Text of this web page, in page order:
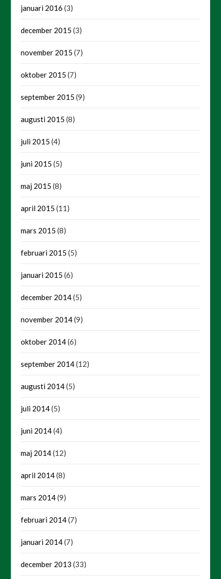
januari 2016 (3)
december 2015 (3)
november 2015 (7)
oktober 2015 (7)
september 2015 (9)
augusti 2015 (8)
juli 2015 (4)
juni 2015 (5)
maj 2015 (8)
april 2015 (11)
mars 2015 (8)
februari 2015 (5)
januari 2015 (6)
december 2014(5)
november 2014(9)
oktober 2014(6)
september 2014(12)
augusti 2014(5)
juli 2014(5)
juni 2014(4)
maj 2014(12)
april 2014(8)
mars 2014(9)
februari 2014(7)
januari 2014(7)
december 2013 (33)